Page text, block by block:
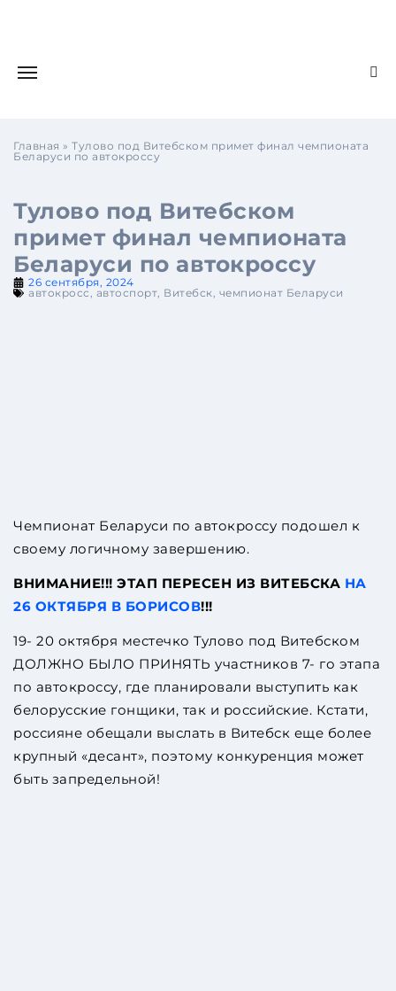
Главная » Тулово под Витебском примет финал чемпионата
Беларуси по автокроссу
Тулово под Витебском
примет финал чемпионата
Беларуси по автокроссу
26 сентября, 2024
автокросс автоспорт Витебск чемпионат Беларуси
Чемпионат Беларуси по автокроссу подошел к
своему логичному завершению.
ВНИМАНИЕ!!! ЭТАП ПЕРЕСЕН ИЗ ВИТЕБСКА НА
26 ОКТЯБРЯ В БОРИСОВ!!!
19- 20 октября местечко Тулово под Витебском
ДОЛЖНО БЫЛО ПРИНЯТЬ участников 7- го этапа
по автокроссу, где планировали выступить как
белорусские гонщики, так и российские. Кстати,
россияне обещали выслать в Витебск еще более
крупный «десант», поэтому конкуренция может
быть запредельной!